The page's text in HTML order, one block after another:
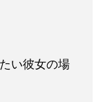
い彼女の場